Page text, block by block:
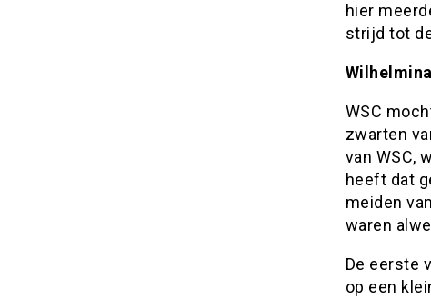
hier
strijd tot
WSC
zwarten
van WSC,
heeft dat
meiden
waren
De eerste
op een